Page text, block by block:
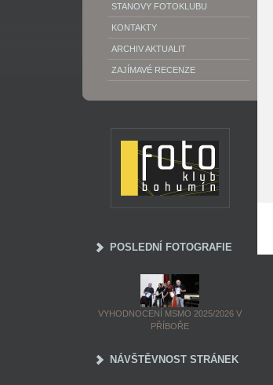
STANOVY FOTOKLUBU
KONTAKTY
ARCHIV AKTUALIT
ZAJÍMAVÉ RECENZE
POSLEDNÍ FOTOGRAFIE
VYHODNOCENÍ MSMO 2025/2026 V
PŘÍBOŘE
NÁVŠTĚVNOST STRÁNEK